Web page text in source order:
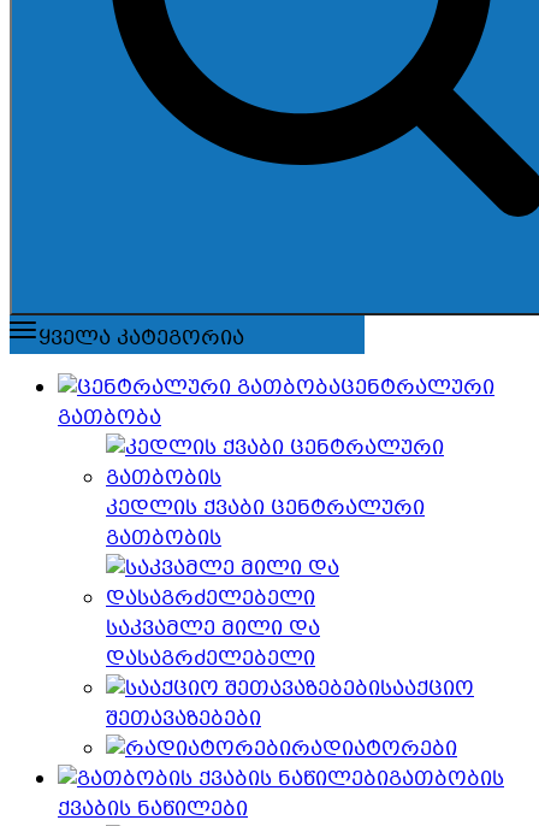
ყველა კატეგორია
ცენტრალური
გათბობა
კედლის ქვაბი ცენტრალური
გათბობის
საკვამლე მილი და
დასაგრძელებელი
სააქციო
შეთავაზებები
რადიატორები
გათბობის
ქვაბის ნაწილები